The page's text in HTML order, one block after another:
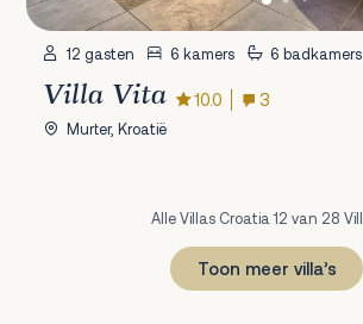
12 gasten 6 kamers 6 badkamers
Villa Vita 10.0 3
Murter, Kroatië
Alle Villas Croatia 12 van 28
Toon meer villa’s